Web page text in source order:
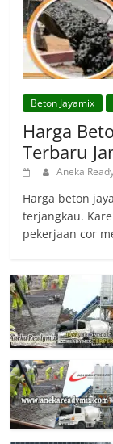
Beton Jayamix
Harga
Terbaru
Aneka
Harga beton
terjangkau.
pekerjaan cor